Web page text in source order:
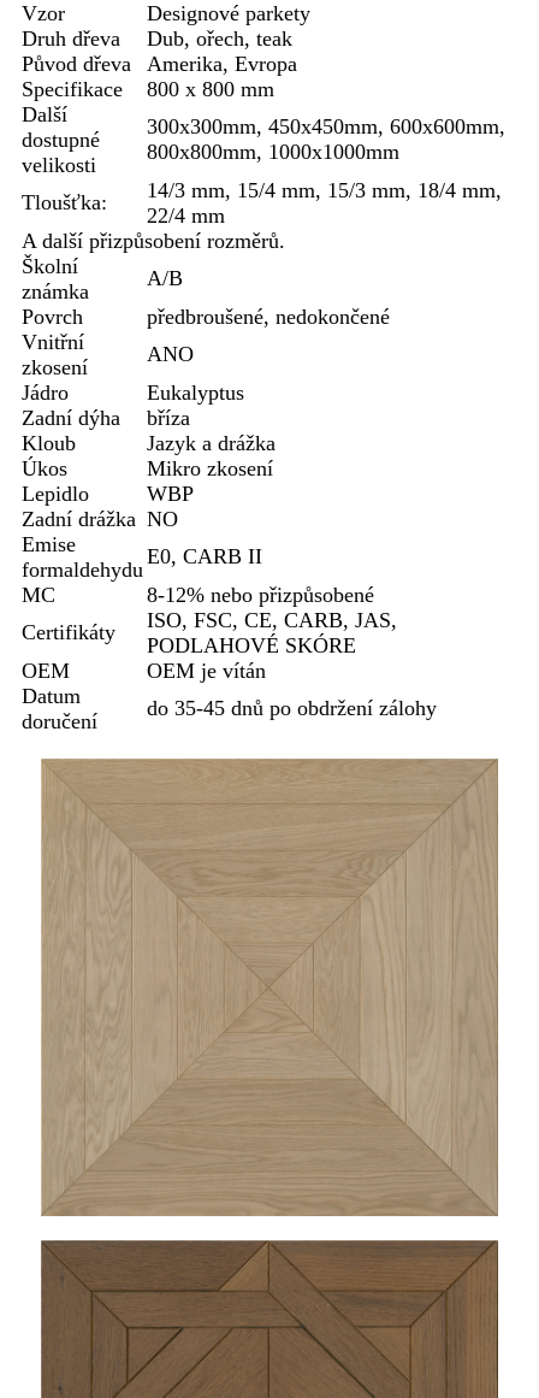
Vzor
Designové parkety
Druh dřeva
Dub, ořech, teak
Původ dřeva
Amerika, Evropa
Specifikace
800 x 800 mm
Další
dostupné
velikosti
300x300mm, 450x450mm, 600x600mm,
800x800mm, 1000x1000mm
Tloušťka:
14/3 mm, 15/4 mm, 15/3 mm, 18/4 mm,
22/4 mm
A další přizpůsobení rozměrů.
Školní
známka
A/B
Povrch
předbroušené, nedokončené
Vnitřní
zkosení
ANO
Jádro
Eukalyptus
Zadní dýha
bříza
Kloub
Jazyk a drážka
Úkos
Mikro zkosení
Lepidlo
WBP
Zadní drážka NO
Emise
formaldehydu
E0, CARB II
MC
8-12% nebo přizpůsobené
Certifikáty
ISO, FSC, CE, CARB, JAS,
PODLAHOVÉ SKÓRE
OEM
OEM je vítán
Datum
doručení
do 35-45 dnů po obdržení zálohy